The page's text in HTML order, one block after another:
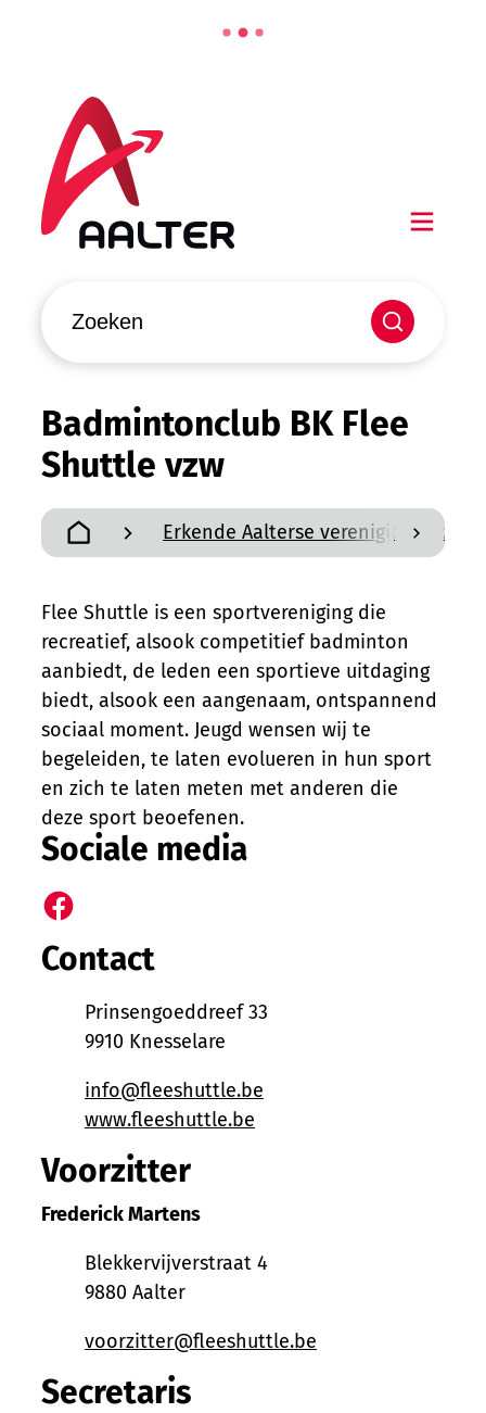
Aalter
Zoeken
Badmintonclub BK Flee
Shuttle vzw
scroll
Startpagina
Erkende Aalterse verenigingen en
Flee Shuttle is een sportvereniging die
recreatief, alsook competitief badminton
aanbiedt, de leden een sportieve uitdaging
biedt, alsook een aangenaam, ontspannend
sociaal moment. Jeugd wensen wij te
begeleiden, te laten evolueren in hun sport
en zich te laten meten met anderen die
deze sport beoefenen.
Sociale media
Facebook
Contact
AdresPrinsengoeddreef 33
,9910 Knesselare
E-mailinfo@fleeshuttle.be
Websitewww.fleeshuttle.be
Voorzitter
FrederickMartens
AdresBlekkervijverstraat 4
,9880 Aalter
E-mailvoorzitter@fleeshuttle.be
Secretaris